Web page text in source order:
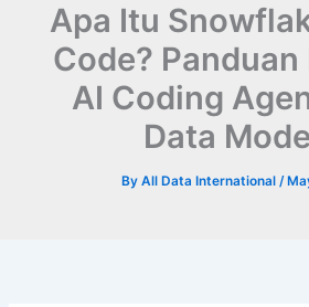
Apa Itu
Code?
AI Coding
Data
By All Data International /